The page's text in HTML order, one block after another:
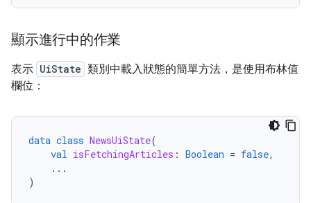
顯示進行中的作業
表示 UiState 類別中載入狀態的簡單方法，是使用布林值
欄位：
data class NewsUiState(
val isFetchingArticles : Boolean = false,
...
)